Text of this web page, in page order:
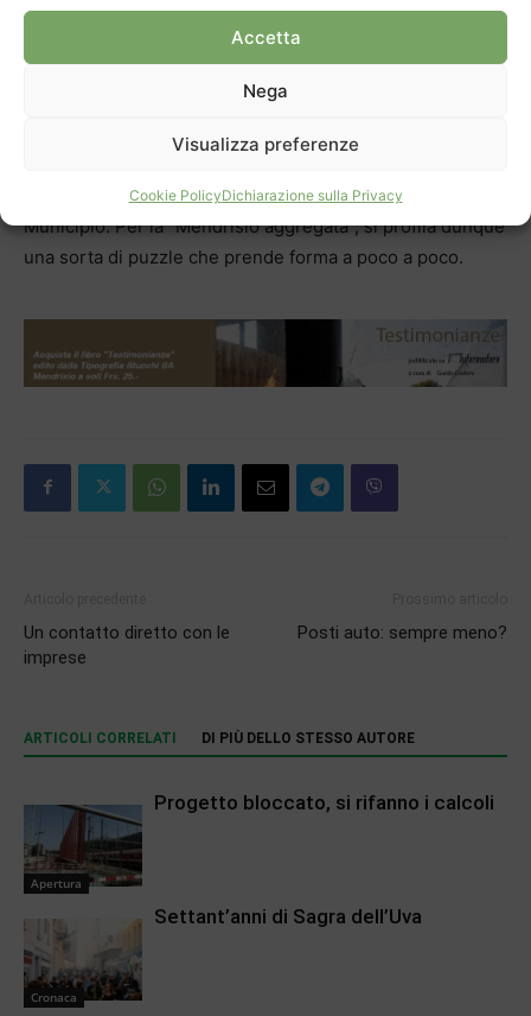
Accetta
Nega
Visualizza preferenze
Cookie PolicyDichiarazione sulla Privacy
Municipio. Per selezionare il progettista della futura sede
– considerato che non si tratta di un edificio di pregio ma
di un capannone industriale – verrà pubblicato un
concorso ad onorario. L’Esecutivo prospetta anche che il
Front Office delle AIM (settori Amministrazione e
questione di prossimità con il pubblico” commenta il
Municipio. Per la “Mendrisio aggregata”, si profila dunque
una sorta di puzzle che prende forma a poco a poco.
Un contatto diretto con le
imprese
Posti auto: sempre meno?
ARTICOLI CORRELATI DI PIÙ DELLO STESSO AUTORE
Apertura
Progetto bloccato, si rifanno i calcoli
Cronaca
Settant’anni di Sagra dell’Uva